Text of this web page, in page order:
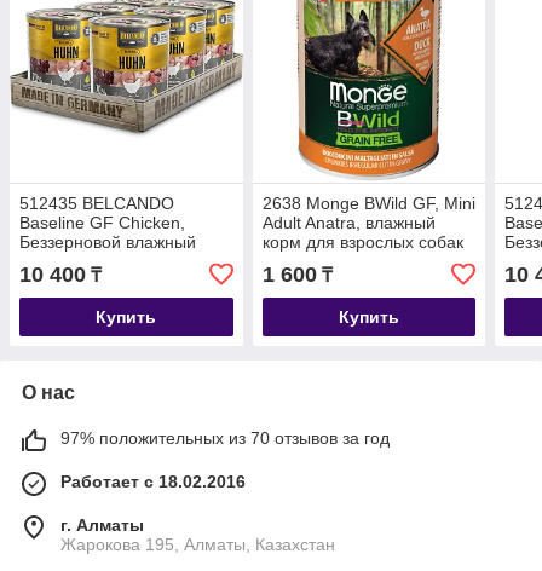
512435 BELCANDO
Baseline GF Chicken,
Беззерновой влажный
корм для взрослых собак,
с курицей, уп.6*400г
10 400 ₸
Купить
2638 Monge BWild GF, Mini
Adult Anatra, влажный
корм для взрослых собак
мелких пород с уткой,
банка 400гр.
1 600₸
Купить
с
10
О нас
97% положительных из 70 отзывов за год
Работает с 18.02.2016
г. Алматы
Жарокова 195, Алматы, Казахстан